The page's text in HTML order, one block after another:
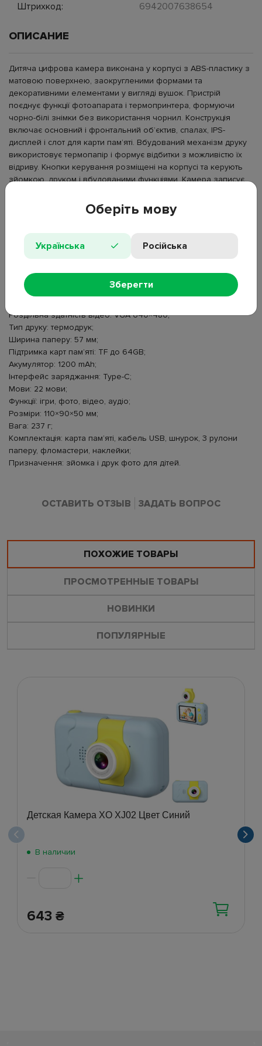
Штрихкод:
6942007638654
ОПИСАНИЕ
Дитяча цифрова камера виконана у корпусі з ABS-пластику з
матовою поверхнею, заокругленими формами та
декоративними елементами у вигляді вушок. Пристрій
поєднує функції фотоапарата і термопринтера, формуючи
чорно-білі знімки без використання чорнил. Конструкція
включає основний і фронтальний об’єктив, спалах, IPS-
дисплей і слот для карти пам’яті. Вбудований механізм друку
використовує термопапір і формує відбитки з можливістю їх
відриву. Кнопки керування розміщені на корпусі та керують
зйомкою, друком і вбудованими функціями. Камера записує
Матеріал корпусу: ABS-пластик;
Дисплей: IPS, 2.4", 240×320;
Сенсор: BF3A03;
Контролер: Jianrong AX3292;
Роздільна здатність відео: VGA 640×480;
Тип друку: термодрук;
Ширина паперу: 57 мм;
Підтримка карт пам’яті: TF до 64GB;
Акумулятор: 1200 mAh;
Інтерфейс заряджання: Type-C;
Мови: 22 мови;
Функції: ігри, фото, відео, аудіо;
Розміри: 110×90×50 мм;
Вага: 237 г;
Комплектація: карта пам’яті, кабель USB, шнурок, 3 рулони
паперу, фломастери, наклейки;
Призначення: зйомка і друк фото для дітей.
ОСТАВИТЬ ОТЗЫВ ЗАДАТЬ ВОПРОС
ПОХОЖИЕ ТОВАРЫ
ПРОСМОТРЕННЫЕ ТОВАРЫ
НОВИНКИ
ПОПУЛЯРНЫЕ
Детская Камера XO XJ02 Цвет Синий
В наличии
643 ₴
Оберіть мову
Українська Російська
Зберегти